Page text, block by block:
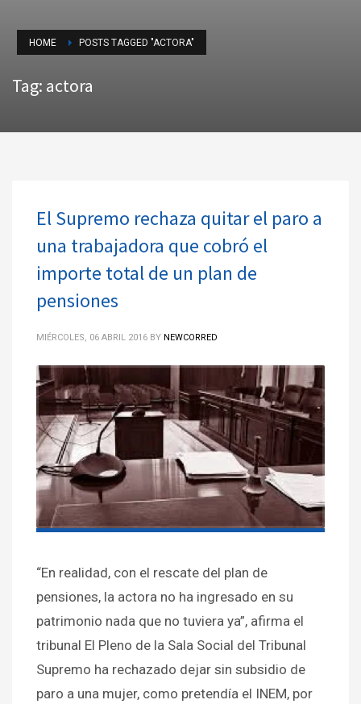
HOME POSTS TAGGED "ACTORA"
Tag: actora
El Supremo rechaza quitar el paro a
una trabajadora que cobró el
importe total de un plan de
pensiones
MIÉRCOLES, 06 ABRIL 2016 BY NEWCORRED
“En realidad, con el rescate del plan de
pensiones, la actora no ha ingresado en su
patrimonio nada que no tuviera ya”, afirma el
tribunal El Pleno de la Sala Social del Tribunal
Supremo ha rechazado dejar sin subsidio de
paro a una mujer, como pretendía el INEM, por